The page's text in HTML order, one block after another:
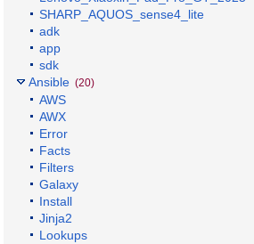
SHARP_AQUOS_sense4_lite
adk
app
sdk
Ansible (20)
AWS
AWX
Error
Facts
Filters
Galaxy
Install
Jinja2
Lookups